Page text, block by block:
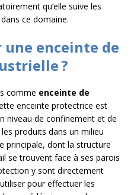
qu’elle suive les
ce domaine.
enceinte de
?
comme enceinte de
enceinte protectrice est
niveau de confinement et de
produits dans un milieu
principale, dont la structure
se trouvent face à ses parois
y sont directement
pour effectuer les